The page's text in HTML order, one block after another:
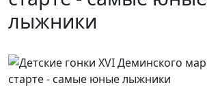
лыжники